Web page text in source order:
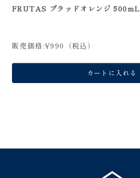
FRUTAS ブラッドオレンジ 500mL
販売価格:¥990 （税込）
カートに入れる